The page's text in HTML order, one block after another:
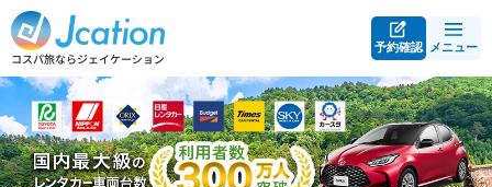
予約確認 メニュー